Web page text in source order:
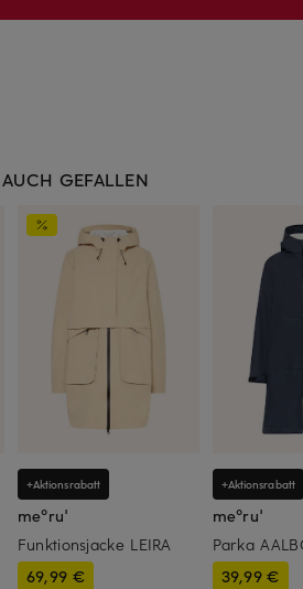
GEFALLEN
+Aktionsrabatt
me°ru'
Funktionsjacke LEIRA
69,99 €
+Aktionsrabatt
me°ru'
Parka
39,99 €